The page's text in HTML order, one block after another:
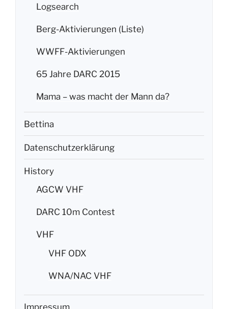
Logsearch
Berg-Aktivierungen (Liste)
WWFF-Aktivierungen
65 Jahre DARC 2015
Mama – was macht der Mann da?
Bettina
Datenschutzerklärung
History
AGCW VHF
DARC 10m Contest
VHF
VHF ODX
WNA/NAC VHF
Impressum